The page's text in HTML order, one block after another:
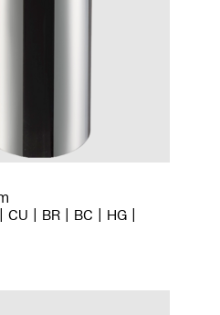
CU BR BC
HG